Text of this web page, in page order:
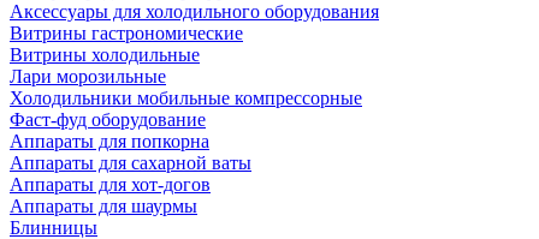
Аксессуары для холодильного оборудования
Витрины гастрономические
Витрины холодильные
Лари морозильные
Холодильники мобильные компрессорные
Фаст-фуд оборудование
Аппараты для попкорна
Аппараты для сахарной ваты
Аппараты для хот-догов
Аппараты для шаурмы
Блинницы